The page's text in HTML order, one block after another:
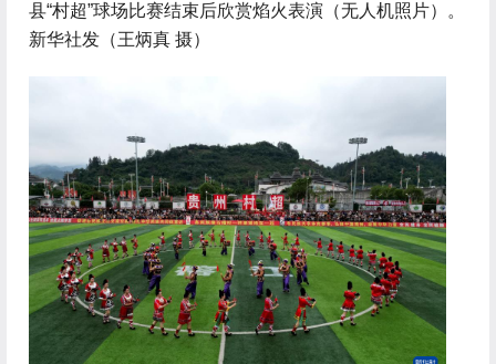
县“村超”球场比赛结束后欣赏焰火表演（无人机照片）。
新华社发（王炳真 摄）